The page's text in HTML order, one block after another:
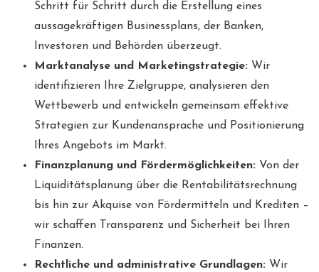
Schritt für Schritt durch die Erstellung eines
aussagekräftigen Businessplans, der Banken,
Investoren und Behörden überzeugt.
Marktanalyse und Marketingstrategie: Wir
identifizieren Ihre Zielgruppe, analysieren den
Wettbewerb und entwickeln gemeinsam effektive
Strategien zur Kundenansprache und Positionierung
Ihres Angebots im Markt.
Finanzplanung und Fördermöglichkeiten: Von der
Liquiditätsplanung über die Rentabilitätsrechnung
bis hin zur Akquise von Fördermitteln und Krediten –
wir schaffen Transparenz und Sicherheit bei Ihren
Finanzen.
Rechtliche und administrative Grundlagen: Wir